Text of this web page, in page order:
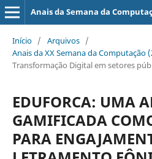
Início / Arquivos /
Anais da XX Semana da Computação
Transformação Digital em setores
EDUFORCA: UMA
GAMIFICADA
PARA